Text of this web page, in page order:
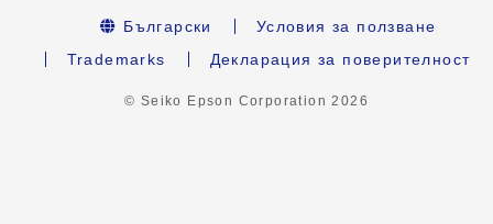
Български
Условия за ползване
Trademarks
Декларация за поверителност
© Seiko Epson Corporation2026